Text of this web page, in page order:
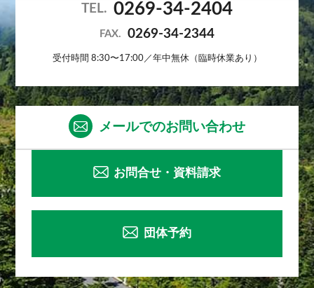
TEL. 0269-34-2404
FAX. 0269-34-2344
受付時間 8:30〜17:00／年中無休（臨時休業あり）
メールでのお問い合わせ
お問合せ・資料請求
団体予約